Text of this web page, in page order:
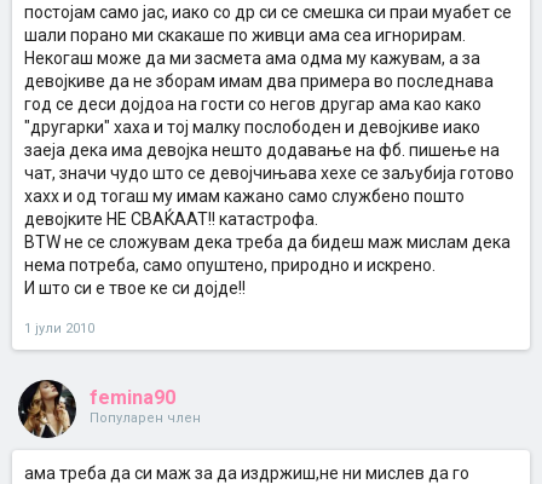
постојам само јас, иако со др си се смешка си праи муабет се
шали порано ми скакаше по живци ама сеа игнорирам.
Некогаш може да ми засмета ама одма му кажувам, а за
девојкиве да не зборам имам два примера во последнава
год се деси дојдоа на гости со негов другар ама као како
"другарки" хаха и тој малку послободен и девојкиве иако
заеја дека има девојка нешто додавање на фб. пишење на
чат, значи чудо што се девојчињава хехе се заљубија готово
хахх и од тогаш му имам кажано само службено пошто
девојките НЕ СВАЌААТ!! катастрофа.
BTW не се сложувам дека треба да бидеш маж мислам дека
нема потреба, само опуштено, природно и искрено.
И што си е твое ке си дојде!!
1 јули 2010
femina90
Популарен член
ама треба да си маж за да издржиш,не ни мислев да го